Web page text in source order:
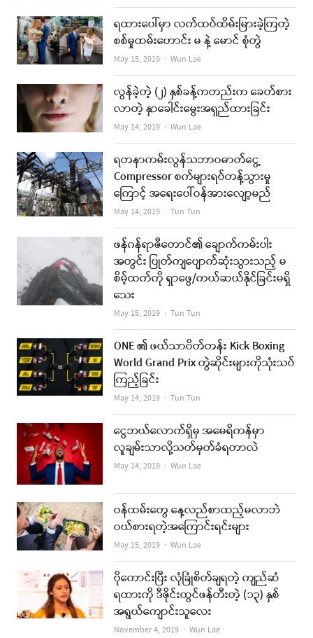
ရထားပေါ်မှာ လက်ထပ်ထိမ်းမြားခဲ့ကြတဲ့
စစ်မှုထမ်းဟောင်း မ နဲ့ မောင် စုံတွဲ
May 15, 2019 Author
Wun Lae
လွန်ခဲ့တဲ့ (၂) နှစ်ခန့်ကတည်းက ခေတ်စား
လာတဲ့ နှာခေါင်းမွေးအရှည်ထားခြင်း
May 14, 2019 Author
Wun Lae
ရတနာကမ်းလွန်သဘာဝဓာတ်ငွေ့
Compressor စက်များရပ်တန့်သွားမှု
ကြောင့် အရေးပေါ်ဝန်အားလျော့မည်
May 14, 2019 Author
Tun Tun
ဖန်ဂန်ရာဇီတောင်၏ ချောက်ကမ်းပါး
အတွင်း ပြုတ်ကျပျောက်ဆုံးသွားသည့် မ
စိမ့်ထက်ကို ရှာဖွေ/ကယ်ဆယ်နိုင်ခြင်းမရှိ
သေး
May 15, 2019 Author
Tun Tun
ONE ၏ ဖယ်သာဝိတ်တန်း Kick Boxing
World Grand Prix တွဲဆိုင်းများကိုသုံးသပ်
ကြည့်ခြင်း
May 14, 2019 Author
Tun Tun
ငွေဘယ်လောက်ရှိမှ အမေရိကန်မှာ
လူချမ်းသာလို့သတ်မှတ်ခံရတာလဲ
May 14, 2019 Author
Wun Lae
ဝန်ထမ်းတွေ နေ့လည်စာထည့်မလာဘဲ
ဝယ်စားရတဲ့အကြောင်းရင်းများ
May 15, 2019 Author
Wun Lae
ပိုကောင်းပြီး လုံခြုံစိတ်ချရတဲ့ ကျည်ဆံ
ရထားကို ဒီဇိုင်းထွင်ဖန်တီးတဲ့ (၁၃) နှစ်
အရွယ်ကျောင်းသူလေး
November 4, 2019 Author
Wun Lae